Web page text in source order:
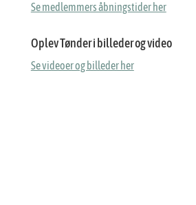
Se medlemmers åbningstider her
Oplev Tønder i billeder og video
Se videoer og billeder her